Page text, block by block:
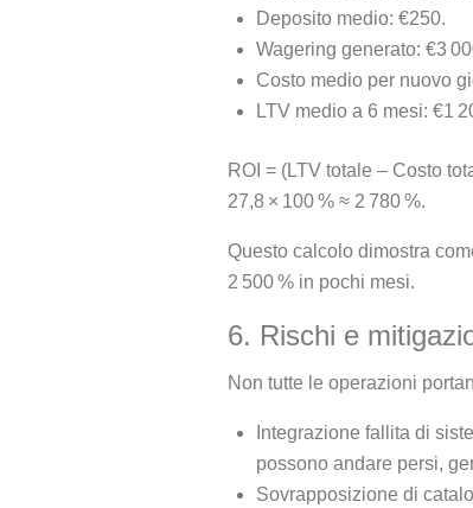
Deposito medio: €250.
Wagering generato: €3
Costo medio per nuovo
LTV medio a 6 mesi: €1
ROI = (LTV totale – Costo
27,8 × 100 % ≈ 2 780 %.
Questo calcolo dimostra
2 500 % in pochi mesi.
6. Rischi e
Non tutte le operazioni
Integrazione fallita di
possono andare persi,
Sovrapposizione di